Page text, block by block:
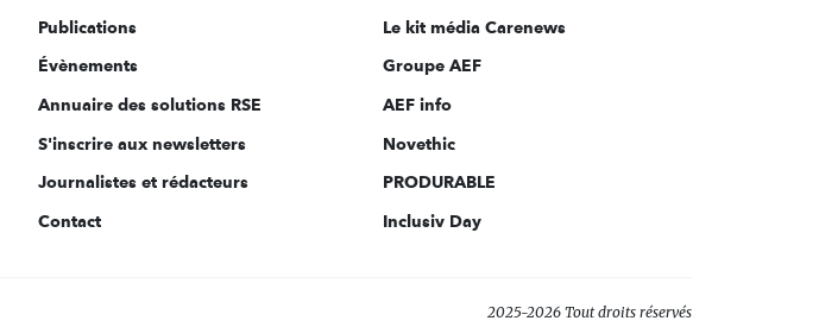
Publications
Évènements
Annuaire des solutions RSE
S'inscrire aux newsletters
Journalistes et rédacteurs
Contact
Le kit média Carenews
Groupe AEF
AEF info
Novethic
PRODURABLE
Inclusiv Day
2025-2026 Tout droits réservés